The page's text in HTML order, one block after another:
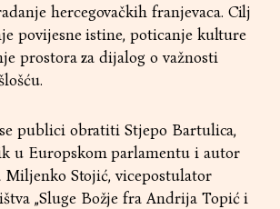
hercegovačkih franjevaca. Cilj
povijesne istine, poticanje kulture
prostora za dijalog o važnosti
publici obratiti Stjepo Bartulica,
u Europskom parlamentu i autor
Miljenko Stojić, vicepostulator
„Sluge Božje fra Andrija Topić i